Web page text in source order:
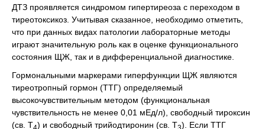
ДТЗ проявляется синдромом гипертиреоза с переходом в
тиреотоксикоз. Учитывая сказанное, необходимо отметить,
что при данных видах патологии лабораторные методы
играют значительную роль как в оценке функционального
состояния ЩЖ, так и в дифференциальной диагностике.
Гормональными маркерами гиперфункции ЩЖ являются
тиреотропный гормон (ТТГ) определяемый
высокочувствительным методом (функциональная
чувствительность не менее 0,01 мЕд/л), свободный тироксин
(св. Т4) и свободный трийодтиронин (св. Т3). Если ТТГ